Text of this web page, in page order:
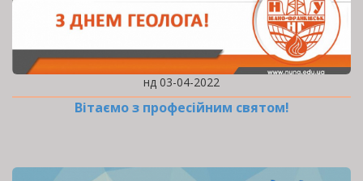
нд 03-04-2022
Вітаємо з професійним святом!